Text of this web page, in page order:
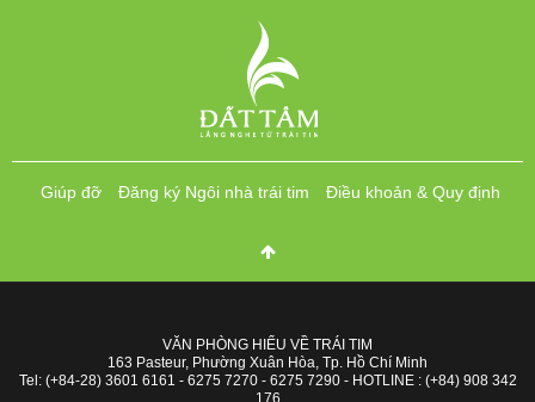
Giúp đỡ Đăng ký Ngôi nhà trái tim Điều khoản & Quy định
VĂN PHÒNG HIỂU VỀ TRÁI TIM
163 Pasteur, Phường Xuân Hòa, Tp. Hồ Chí Minh
Tel: (+84-28) 3601 6161 - 6275 7270 - 6275 7290 - HOTLINE : (+84) 908 342
176